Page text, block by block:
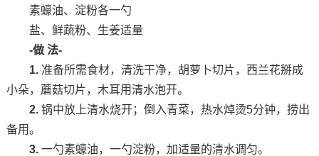
素蠔油、淀粉各一勺
盐、鲜蔬粉、生姜适量
-做 法-
1.准备所需食材，清洗干净，胡萝卜切片，西兰花掰成
小朵，蘑菇切片，木耳用清水泡开。
2. 锅中放上清水烧开；倒入青菜，热水焯烫5分钟，捞出
备用。
3. 一勺素蠔油，一勺淀粉，加适量的清水调匀。